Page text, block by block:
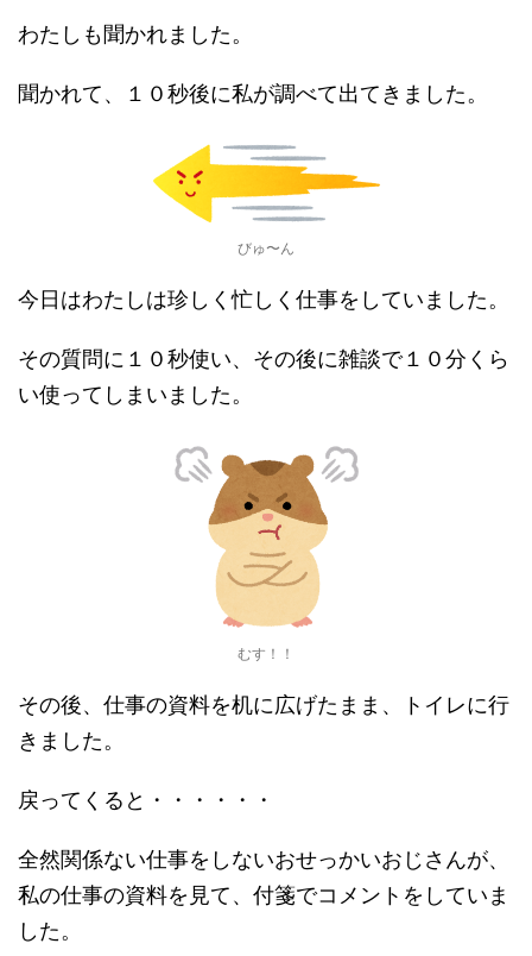
わたしも聞かれました。
聞かれて、１０秒後に私が調べて出てきました。
びゅ〜ん
今日はわたしは珍しく忙しく仕事をしていました。
その質問に１０秒使い、その後に雑談で１０分くら
い使ってしまいました。
むす！！
その後、仕事の資料を机に広げたまま、トイレに行
きました。
戻ってくると・・・・・・
全然関係ない仕事をしないおせっかいおじさんが、
私の仕事の資料を見て、付箋でコメントをしていま
した。